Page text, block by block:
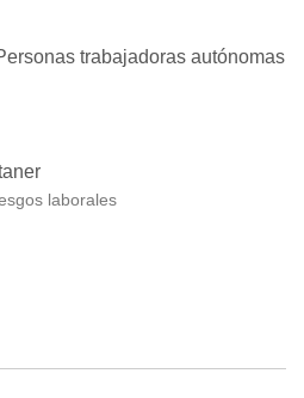
trabajadoras autónomas
laborales